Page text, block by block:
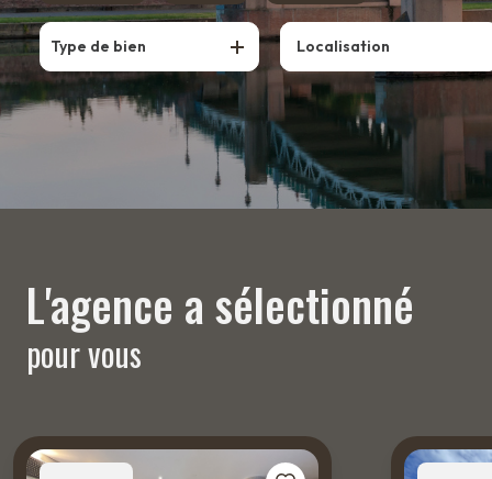
ESTIMATION
BIENS
VENDUS
De l'ancien à l'année
Type de bien
L'agence a sélectionné
pour vous